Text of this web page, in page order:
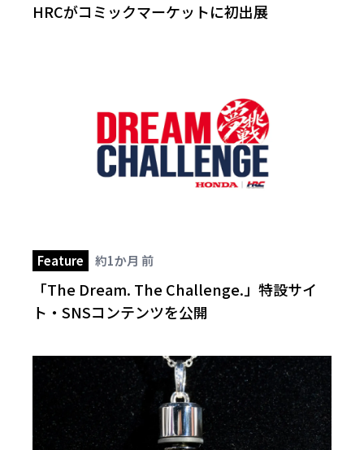
HRCがコミックマーケットに初出展
Feature 約1か月 前
「The Dream. The Challenge.」特設サイ
ト・SNSコンテンツを公開